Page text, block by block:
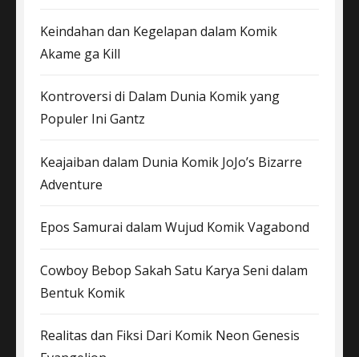
Keindahan dan Kegelapan dalam Komik
Akame ga Kill
Kontroversi di Dalam Dunia Komik yang
Populer Ini Gantz
Keajaiban dalam Dunia Komik JoJo’s Bizarre
Adventure
Epos Samurai dalam Wujud Komik Vagabond
Cowboy Bebop Sakah Satu Karya Seni dalam
Bentuk Komik
Realitas dan Fiksi Dari Komik Neon Genesis